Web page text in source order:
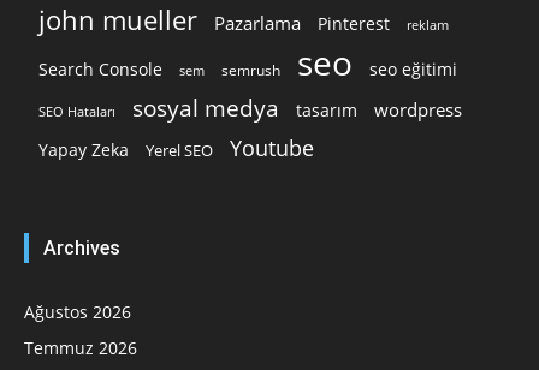
john mueller Pazarlama Pinterest reklam
Search Console sem semrush seo seo eğitimi
SEO Hataları sosyal medya tasarım wordpress
Yapay Zeka Yerel SEO Youtube
Archives
Ağustos 2026
Temmuz 2026